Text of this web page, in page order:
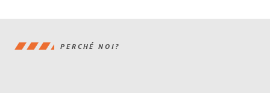
PERCHÉ NOI?